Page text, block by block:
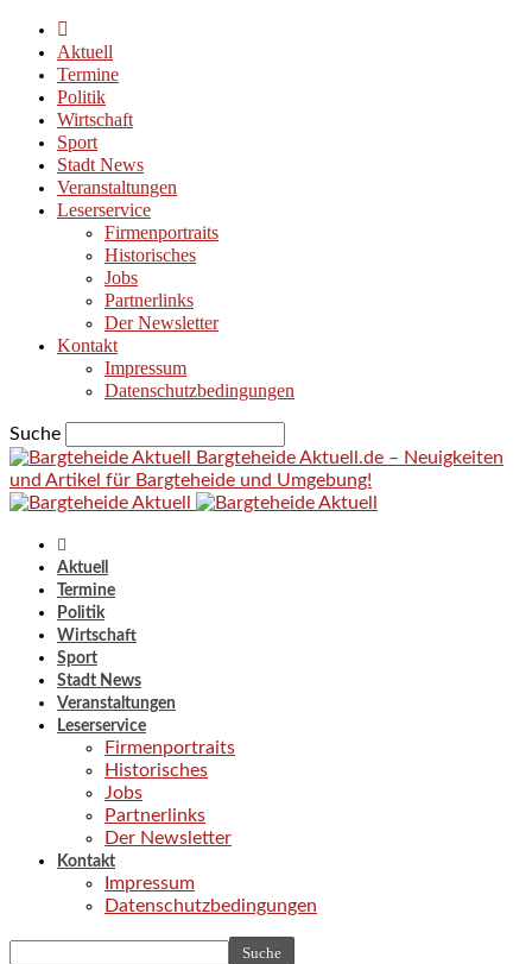
Aktuell
Termine
Politik
Wirtschaft
Sport
Stadt News
Veranstaltungen
Leserservice
Firmenportraits
Historisches
Jobs
Partnerlinks
Der Newsletter
Kontakt
Impressum
Datenschutzbedingungen
Suche
Bargteheide Aktuell.de – Neuigkeiten
und Artikel für Bargteheide und Umgebung!
Aktuell
Termine
Politik
Wirtschaft
Sport
Stadt News
Veranstaltungen
Leserservice
Firmenportraits
Historisches
Jobs
Partnerlinks
Der Newsletter
Kontakt
Impressum
Datenschutzbedingungen